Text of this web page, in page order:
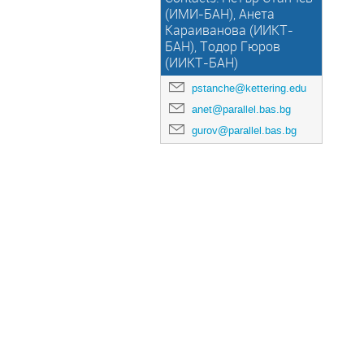
(ИМИ-БАН), Анета
Караиванова (ИИКТ-
БАН), Тодор Гюров
(ИИКТ-БАН)
pstanche@kettering.edu
anet@parallel.bas.bg
gurov@parallel.bas.bg